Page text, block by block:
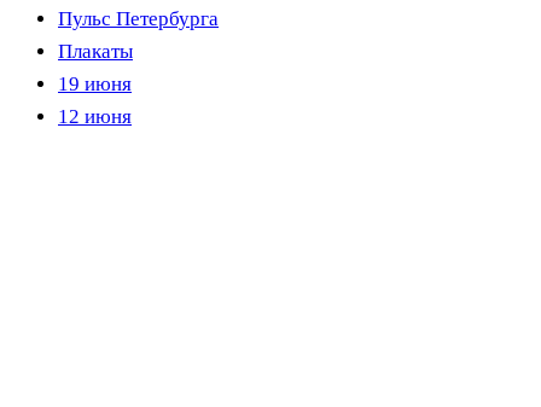
Пульс Петербурга
Плакаты
19 июня
12 июня